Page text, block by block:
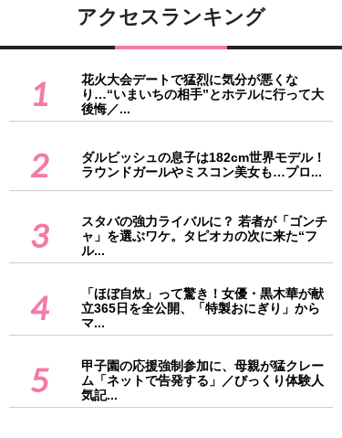
アクセスランキング
1
花火大会デートで猛烈に気分が悪くな
り…“いまいちの相手”とホテルに行って大
後悔／...
2
ダルビッシュの息子は182cm世界モデル！
ラウンドガールやミスコン美女も…プロ...
3
スタバの強力ライバルに？ 若者が「ゴンチ
ャ」を選ぶワケ。タピオカの次に来た“フ
ル...
4
「ほぼ自炊」って驚き！女優・黒木華が献
立365日を全公開、「特製おにぎり」から
マ...
5
甲子園の応援強制参加に、母親が猛クレー
ム「ネットで告発する」／びっくり体験人
気記...